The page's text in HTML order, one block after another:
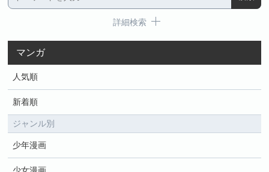
詳細検索
マンガ
人気順
新着順
ジャンル別
少年漫画